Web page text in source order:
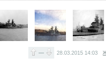
— 28.03.2015 14:03